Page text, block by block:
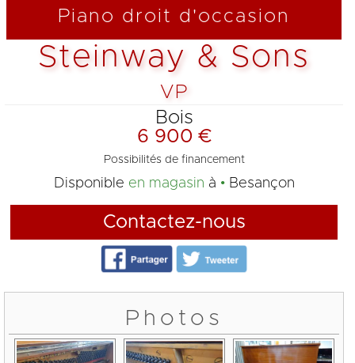
Piano droit d'occasion
Steinway & Sons
VP
Bois
6 900 €
Possibilités de financement
Disponible en magasin à Besançon
Contactez-nous
Photos